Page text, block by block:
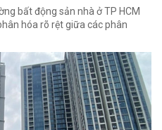
bất động sản nhà ở TP HCM
hóa rõ rệt giữa các phân